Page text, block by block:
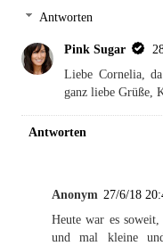
Antworten
Pink Sugar
Liebe Cornelia,
ganz liebe Grüße,
Antworten
Anonym 27/6/18
Heute war es soweit,
und mal kleine